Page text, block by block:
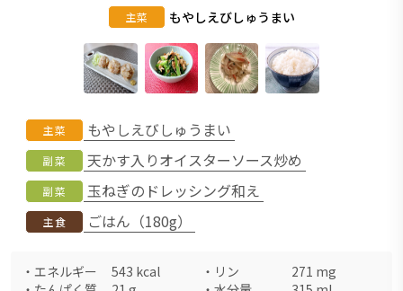
主菜 もやしえびしゅうまい
主菜 もやしえびしゅうまい
副菜 天かす入りオイスターソース炒め
副菜 玉ねぎのドレッシング和え
主食 ごはん（180g）
・ エネルギー 543 kcal ・ リン 271 mg